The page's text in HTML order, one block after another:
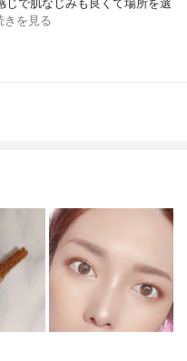
じで肌なじみも良くて場所を選
きを見る